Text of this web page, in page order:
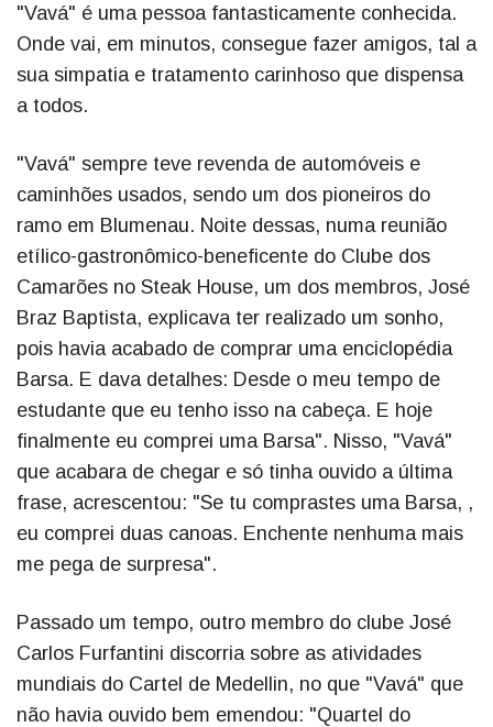
"Vavá" é uma pessoa fantasticamente conhecida.
Onde vai, em minutos, consegue fazer amigos, tal a
sua simpatia e tratamento carinhoso que dispensa
a todos.
"Vavá" sempre teve revenda de automóveis e
caminhões usados, sendo um dos pioneiros do
ramo em Blumenau. Noite dessas, numa reunião
etílico-gastronômico-beneficente do Clube dos
Camarões no Steak House, um dos membros, José
Braz Baptista, explicava ter realizado um sonho,
pois havia acabado de comprar uma enciclopédia
Barsa. E dava detalhes: Desde o meu tempo de
estudante que eu tenho isso na cabeça. E hoje
finalmente eu comprei uma Barsa". Nisso, "Vavá"
que acabara de chegar e só tinha ouvido a última
frase, acrescentou: "Se tu comprastes uma Barsa, ,
eu comprei duas canoas. Enchente nenhuma mais
me pega de surpresa".
Passado um tempo, outro membro do clube José
Carlos Furfantini discorria sobre as atividades
mundiais do Cartel de Medellin, no que "Vavá" que
não havia ouvido bem emendou: "Quartel do